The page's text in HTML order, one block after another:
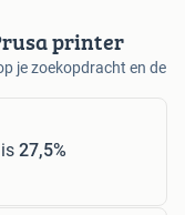
printer
je zoekopdracht en de
27,5%